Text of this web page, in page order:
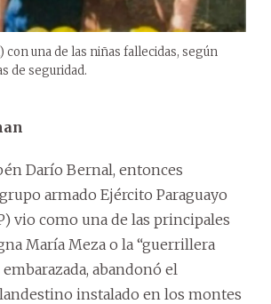
con una de las niñas fallecidas, según
de seguridad.
Darío Bernal, entonces
armado Ejército Paraguayo
vio como una de las principales
María Meza o la “guerrillera
abandonó el
instalado en los montes